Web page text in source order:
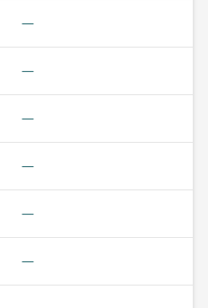
—
—
—
—
—
—